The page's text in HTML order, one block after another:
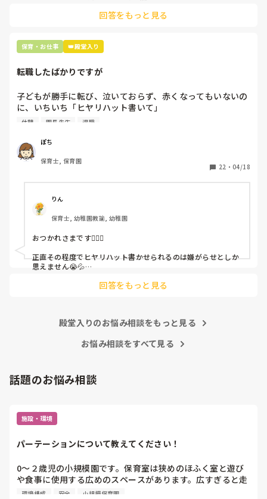
て貰い、主任に報告してます。
回答をもっと見る
保育・お仕事 👑殿堂入り
転職したばかりですが
子どもが勝手に転び、泣いておらず、赤くなってもいないの
に、いちいち「ヒヤリハット書いて」
と書かされ
（そう言う本人は書かない）
しかも、上司に↑この内容でも
ちゃんと考えて対策を練って書き込むようにと。
呼ばれて一緒に対策を考えさせられること多数
これだけで30〜40分拘束されて辛いです
皆さんの園はどうですか?
休憩 園長先生 退職
ぽち
保育士, 保育園
22 ・ 04/18
りん
保育士, 幼稚園教諭, 幼稚園
おつかれさまです🙇🏻‍♀️
正直その程度でヒヤリハット書かせられるのは嫌がらせとしか
思えません😭💦
回答をもっと見る
殿堂入りのお悩み相談をもっと見る
お悩み相談をすべて見る
話題のお悩み相談
施設・環境
パーテーションについて教えてください！
0〜２歳児の小規模園です。保育室は狭めのほふく室と遊び
や食事に使用する広めのスペースがあります。広すぎると走
り回ったりして落ち着かないので、活動によってパーテーシ
環境構成 安全 小規模保育園